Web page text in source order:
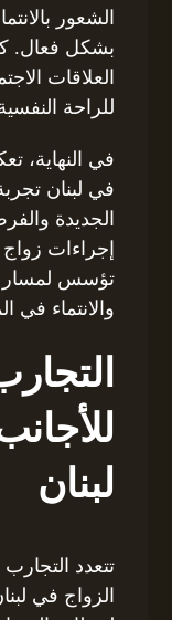
الشعور
بشكل فعال.
العلاقات
للراحة
في النهاية،
في لبنان
الجديدة
إجراءات
تؤسس لمسار
والانتماء في
لبنان
تتعدد
الزواج في